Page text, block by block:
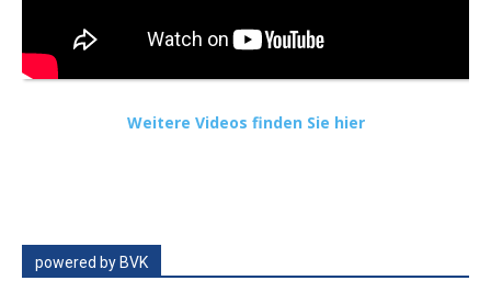
Weitere Videos finden Sie hier
powered by BVK